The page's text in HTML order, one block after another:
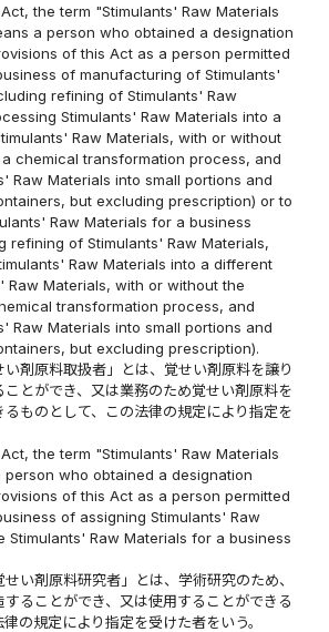
the term "Stimulants' Raw Materials
a person who obtained a designation
of this Act as a person permitted
of manufacturing of Stimulants'
refining of Stimulants' Raw
Stimulants' Raw Materials into a
Raw Materials, with or without
chemical transformation process, and
Raw Materials into small portions and
but excluding prescription) or to
Raw Materials for a business
refining of Stimulants' Raw Materials,
Raw Materials into a different
Raw Materials, with or without the
transformation process, and
Raw Materials into small portions and
but excluding prescription).
い剤原料取扱者」とは、覚せい剤原料を譲り
とができ、又は業務のため覚せい剤原料を
ものとして、この法律の規定により指定を
the term "Stimulants' Raw Materials
person who obtained a designation
of this Act as a person permitted
of assigning Stimulants' Raw
Stimulants' Raw Materials for a business
せい剤原料研究者」とは、学術研究のため、
ることができ、又は使用することができる
の規定により指定を受けた者をいう。